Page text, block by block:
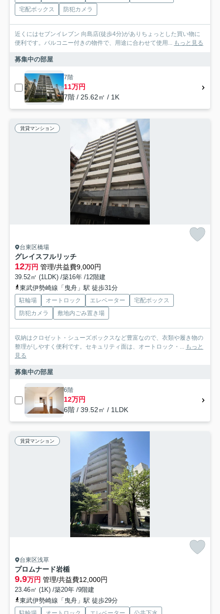
宅配ボックス
防犯カメラ
近くにはセブンイレブン 向島店(徒歩4分)がありちょっとした買い物に
便利です。バルコニー付きの物件で、用途に合わせて使用... もっと見る
募集中の部屋
7階
11万円
7階 / 25.62㎡ / 1K
賃貸マンション
台東区橋場
グレイスフルリッチ
12万円 管理/共益費9,000円
39.52㎡ (1LDK) /築16年 /12階建
東武伊勢崎線「曳舟」駅 徒歩31分
駐輪場 オートロック エレベーター
宅配ボックス
防犯カメラ
敷地内ごみ置き場
収納はクロゼット・シューズボックスなど豊富なので、衣類や履き物の
整理がしやすく便利です。セキュリティ面は、オートロック・... もっと
見る
募集中の部屋
6階
12万円
6階 / 39.52㎡ / 1LDK
賃貸マンション
台東区浅草
プロムナード岩楯
9.9万円 管理/共益費12,000円
23.46㎡ (1K) /築20年 /9階建
東武伊勢崎線「曳舟」駅 徒歩29分